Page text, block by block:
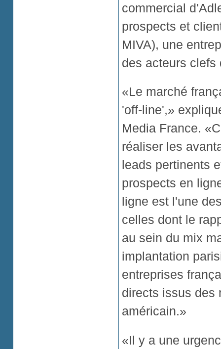
commercial
prospects et
MIVA), une
des acteurs clefs
«Le marché
'off-line',»
Media France.
réaliser les
leads pertinents
prospects en
ligne est l'une
celles dont le
au sein du mix
implantation
entreprises
directs issus des
américain.»
«Il y a une